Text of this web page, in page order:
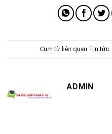
Cụm từ liên quan Tin tức.
ADMIN